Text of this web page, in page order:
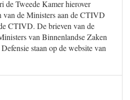
Tweede Kamer hierover
van de Ministers aan de CTIVD
CTIVD. De brieven van de
van Binnenlandse Zaken
staan op de website van